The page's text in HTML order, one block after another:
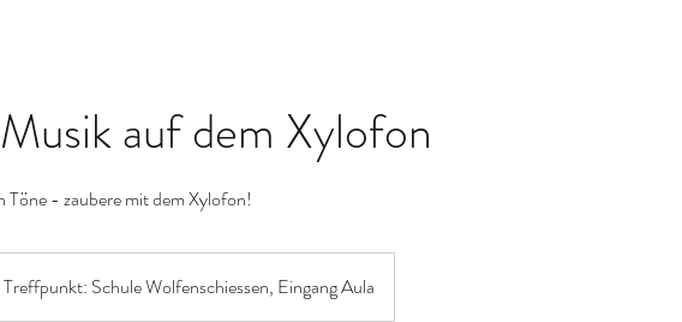
auf dem Xylofon
Töne - zaubere mit dem Xylofon!
Treffpunkt: Schule Wolfenschiessen, Eingang Aula